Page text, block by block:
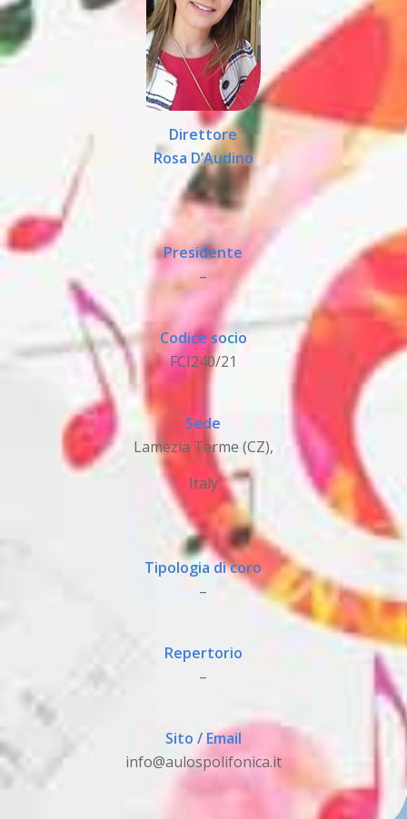
Direttore
Rosa D’Audino
Presidente
–
Codice socio
FCI240/21
Sede
Lamezia Terme (CZ),
Italy
Tipologia di coro
–
Repertorio
–
Sito / Email
info@aulospolifonica.it